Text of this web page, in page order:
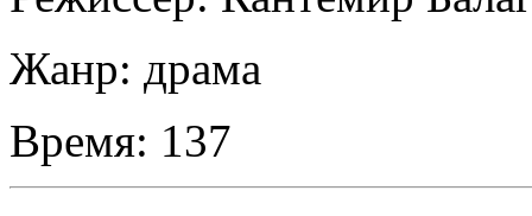
Жанр: драма
Время: 137